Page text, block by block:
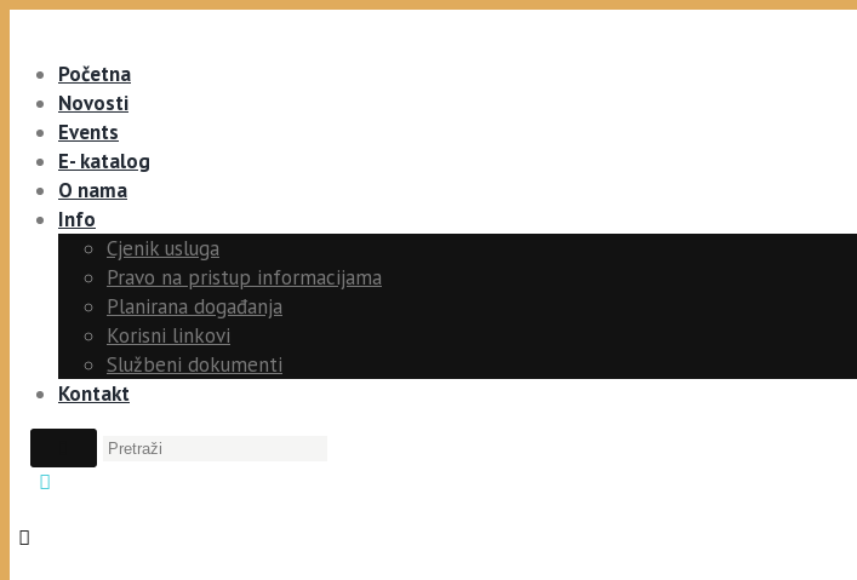
Početna
Novosti
Events
E- katalog
O nama
Info
Cjenik usluga
Pravo na pristup informacijama
Planirana događanja
Korisni linkovi
Službeni dokumenti
Kontakt